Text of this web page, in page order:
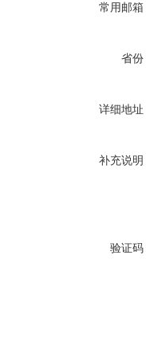
常用邮箱
省份
详细地址
补充说明
验证码